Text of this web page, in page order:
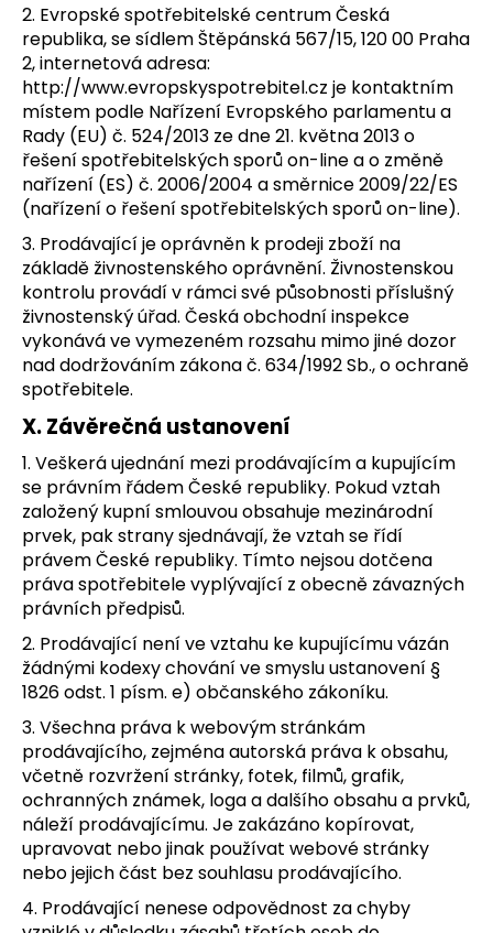
2. Evropské spotřebitelské centrum Česká
republika, se sídlem Štěpánská 567/15, 120 00 Praha
2, internetová adresa:
http://www.evropskyspotrebitel.cz je kontaktním
místem podle Nařízení Evropského parlamentu a
Rady (EU) č. 524/2013 ze dne 21. května 2013 o
řešení spotřebitelských sporů on-line a o změně
nařízení (ES) č. 2006/2004 a směrnice 2009/22/ES
(nařízení o řešení spotřebitelských sporů on-line).
3. Prodávající je oprávněn k prodeji zboží na
základě živnostenského oprávnění. Živnostenskou
kontrolu provádí v rámci své působnosti příslušný
živnostenský úřad. Česká obchodní inspekce
vykonává ve vymezeném rozsahu mimo jiné dozor
nad dodržováním zákona č. 634/1992 Sb., o ochraně
spotřebitele.
X. Závěrečná ustanovení
1. Veškerá ujednání mezi prodávajícím a kupujícím
se právním řádem České republiky. Pokud vztah
založený kupní smlouvou obsahuje mezinárodní
prvek, pak strany sjednávají, že vztah se řídí
právem České republiky. Tímto nejsou dotčena
práva spotřebitele vyplývající z obecně závazných
právních předpisů.
2. Prodávající není ve vztahu ke kupujícímu vázán
žádnými kodexy chování ve smyslu ustanovení §
1826 odst. 1 písm. e) občanského zákoníku.
3. Všechna práva k webovým stránkám
prodávajícího, zejména autorská práva k obsahu,
včetně rozvržení stránky, fotek, filmů, grafik,
ochranných známek, loga a dalšího obsahu a prvků,
náleží prodávajícímu. Je zakázáno kopírovat,
upravovat nebo jinak používat webové stránky
nebo jejich část bez souhlasu prodávajícího.
4. Prodávající nenese odpovědnost za chyby